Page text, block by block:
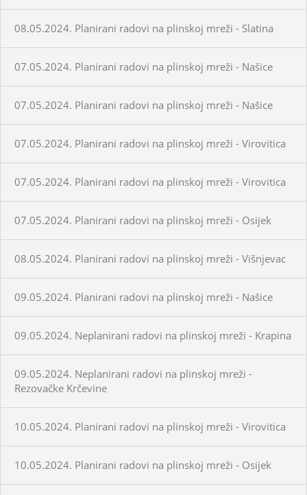
08.05.2024. Planirani radovi na plinskoj mreži - Slatina
07.05.2024. Planirani radovi na plinskoj mreži - Našice
07.05.2024. Planirani radovi na plinskoj mreži - Našice
07.05.2024. Planirani radovi na plinskoj mreži - Virovitica
07.05.2024. Planirani radovi na plinskoj mreži - Virovitica
07.05.2024. Planirani radovi na plinskoj mreži - Osijek
08.05.2024. Planirani radovi na plinskoj mreži - Višnjevac
09.05.2024. Planirani radovi na plinskoj mreži - Našice
09.05.2024. Neplanirani radovi na plinskoj mreži - Krapina
09.05.2024. Neplanirani radovi na plinskoj mreži -
Rezovačke Krčevine
10.05.2024. Planirani radovi na plinskoj mreži - Virovitica
10.05.2024. Planirani radovi na plinskoj mreži - Osijek